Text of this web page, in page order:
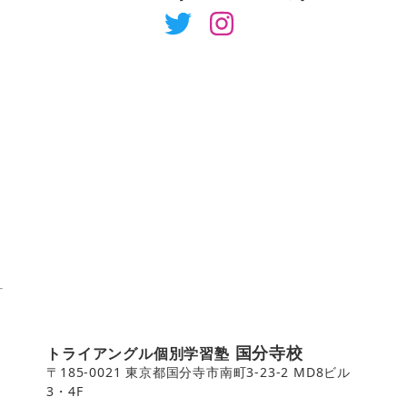
トライアングル個別学習塾 国分寺校
〒185-0021 東京都国分寺市南町3-23-2 MD8ビル
3・4F